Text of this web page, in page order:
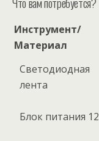
Инструмент/
Материал
Светодиодная
лента
Блок питания